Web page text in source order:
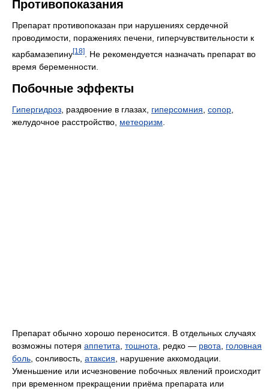
Противопоказания
Препарат противопоказан при нарушениях сердечной
проводимости, поражениях печени, гиперчувствительности к
карбамазепину[18]
. Не рекомендуется назначать препарат во
время беременности.
Побочные эффекты
Гипергидроз , раздвоение в глазах, гиперсомния сопор
желудочное расстройство, метеоризм
Препарат обычно хорошо переносится. В отдельных случаях
возможны потеря аппетита тошнота , редко — рвота
головная
боль , сонливость, атаксия , нарушение аккомодации.
Уменьшение или исчезновение побочных явлений происходит
при временном прекращении приёма препарата или